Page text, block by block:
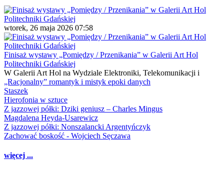
wtorek, 26 maja 2026 07:58
Finisaż wystawy „Pomiędzy / Przenikania” w Galerii Art Hol
Politechniki Gdańskiej
W Galerii Art Hol na Wydziale Elektroniki, Telekomunikacji i
„Racjonalny” romantyk i mistyk epoki danych
Staszek
Hierofonia w sztuce
Z jazzowej półki: Dziki geniusz – Charles Mingus
Magdalena Heyda-Usarewicz
Z jazzowej półki: Nonszalancki Argentyńczyk
Zachować boskość - Wojciech Sęczawa
więcej ...